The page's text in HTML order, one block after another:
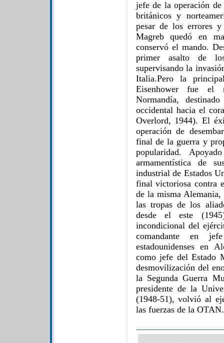
jefe de la operación
británicos y
pesar de los errores
Magreb quedó en
conservó el mando.
primer asalto de
supervisando la
Italia.Pero la
Eisenhower fue el
Normandía,
occidental hacia el
Overlord, 1944). El
operación de
final de la guerra y
popularidad.
armamentística de
industrial de Estados
final victoriosa contra
de la misma
las tropas de los
desde el este
incondicional del
comandante en
estadounidenses en
como jefe del Estado
desmovilización del
la Segunda Guerra
presidente de la
(1948-51), volvió al
las fuerzas de la OTAN.